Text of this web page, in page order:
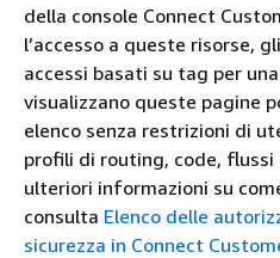
della console Connect
l’accesso a queste risorse,
accessi basati su tag per
visualizzano queste pagine
elenco senza restrizioni di
profili di routing, code, flussi
ulteriori informazioni su
consulta Elenco delle
sicurezza in Connect